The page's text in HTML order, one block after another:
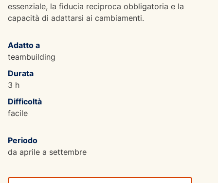
essenziale, la fiducia reciproca obbligatoria e la
capacità di adattarsi ai cambiamenti.
Adatto a
teambuilding
Durata
3 h
Difficoltà
facile
Periodo
da aprile a settembre